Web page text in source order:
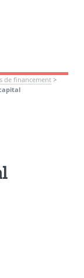
de financement>